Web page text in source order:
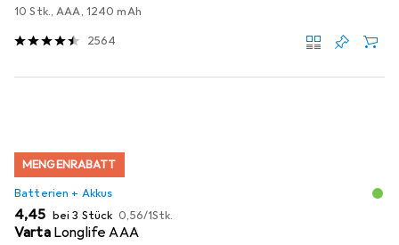
10 Stk., AAA, 1240 mAh
2564
MENGENRABATT
Batterien + Akkus
EUR
4,45 bei 3 Stück EUR
0,56/1Stk.
Varta Longlife AAA